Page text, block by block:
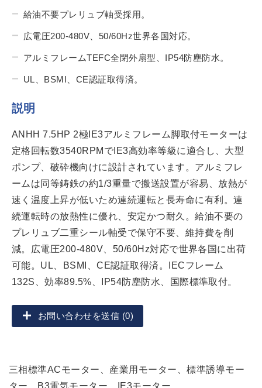
給油不要プレリュブ軸受採用。
広電圧200-480V、50/60Hz世界各国対応。
アルミフレームTEFC全閉外扇型、IP54防塵防水。
UL、BSMI、CE認証取得済。
説明
ANHH 7.5HP 2極IE3アルミフレーム脚取付モーターは
定格回転数3540RPMでIE3高効率等級に適合し、大型
ポンプ、破砕機向けに設計されています。アルミフレ
ームは同等鋳鉄の約1/3重量で搬送設置が容易、放熱が
速く温度上昇が低いため連続運転と長寿命に有利。連
続運転時の放熱性に優れ、安定かつ耐久。給油不要の
プレリュブ二重シール軸受で保守不要、維持費を削
減。広電圧200-480V、50/60Hz対応で世界各国に出荷
可能。UL、BSMI、CE認証取得済。IECフレーム
132S、効率89.5%、IP54防塵防水、国際標準取付。
お問い合わせを送信 (0)
三相標準ACモーター、産業用モーター、標準誘導モー